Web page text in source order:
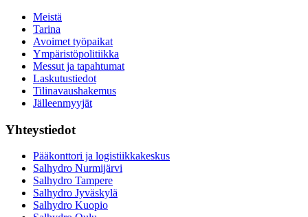
Meistä
Tarina
Avoimet työpaikat
Ympäristöpolitiikka
Messut ja tapahtumat
Laskutustiedot
Tilinavaushakemus
Jälleenmyyjät
Yhteystiedot
Pääkonttori ja logistiikkakeskus
Salhydro Nurmijärvi
Salhydro Tampere
Salhydro Jyväskylä
Salhydro Kuopio